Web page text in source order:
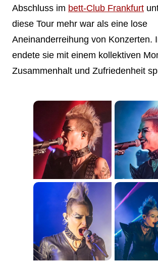
Abschluss im bett-Club Frankfurt
diese Tour mehr war als eine lose
Aneinanderreihung von Konzerten.
endete sie mit einem kollektiven
Zusammenhalt und Zufriedenheit